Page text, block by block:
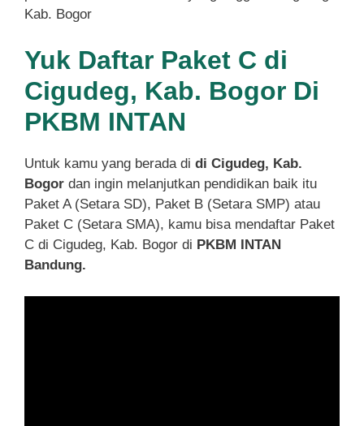
Kab. Bogor
Yuk Daftar Paket C di
Cigudeg, Kab. Bogor Di
PKBM INTAN
Untuk kamu yang berada di di Cigudeg, Kab.
Bogor dan ingin melanjutkan pendidikan baik itu
Paket A (Setara SD), Paket B (Setara SMP) atau
Paket C (Setara SMA), kamu bisa mendaftar Paket
C di Cigudeg, Kab. Bogor di PKBM INTAN
Bandung.